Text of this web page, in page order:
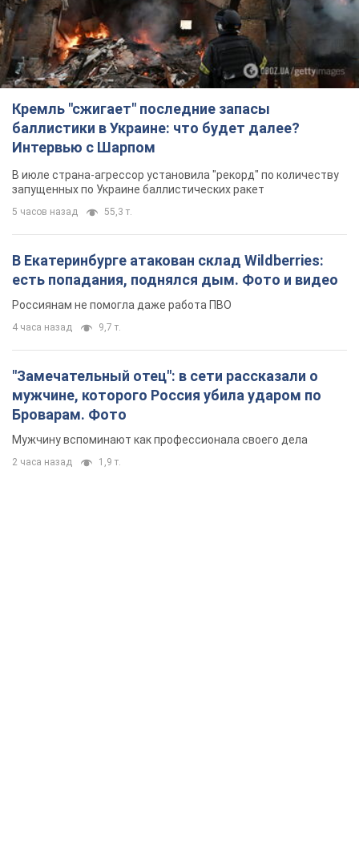
Кремль "сжигает" последние запасы
баллистики в Украине: что будет далее?
Интервью с Шарпом
В июле страна-агрессор установила "рекорд" по количеству
запущенных по Украине баллистических ракет
5 часов назад 55,3 т.
В Екатеринбурге атакован склад Wildberries:
есть попадания, поднялся дым. Фото и видео
Россиянам не помогла даже работа ПВО
4 часа назад 9,7 т.
"Замечательный отец": в сети рассказали о
мужчине, которого Россия убила ударом по
Броварам. Фото
Мужчину вспоминают как профессионала своего дела
2 часа назад 1,9 т.